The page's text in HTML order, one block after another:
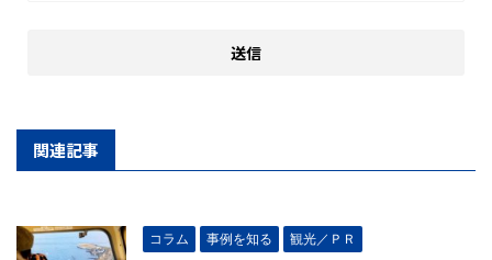
関連記事
コラム 事例を知る 観光／ＰＲ